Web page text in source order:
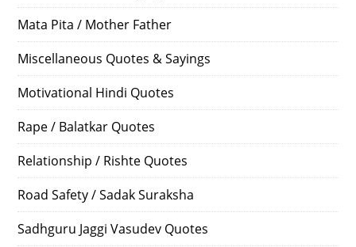
Mata Pita / Mother Father
Miscellaneous Quotes & Sayings
Motivational Hindi Quotes
Rape / Balatkar Quotes
Relationship / Rishte Quotes
Road Safety / Sadak Suraksha
Sadhguru Jaggi Vasudev Quotes